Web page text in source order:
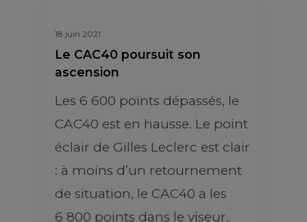
18 juin 2021
Le CAC40 poursuit son
ascension
Les 6 600 points dépassés, le
CAC40 est en hausse. Le point
éclair de Gilles Leclerc est clair
: à moins d’un retournement
de situation, le CAC40 a les
6 800 points dans le viseur.